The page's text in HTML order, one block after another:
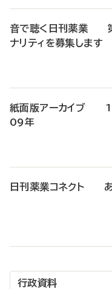
音で聴く日刊薬業
ナリティを募集します
紙面版アーカイブ
09年
日刊薬業コネクト あ
行政資料